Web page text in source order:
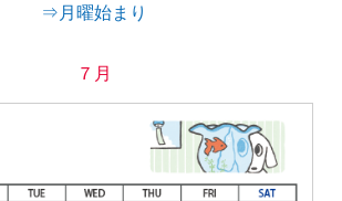
⇒月曜始まり
７月